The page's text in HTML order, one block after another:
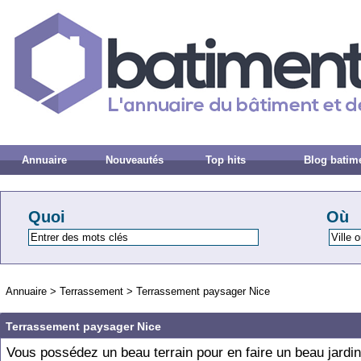
Annuaire Nouveautés Top hits Blog
Quoi Où
Annuaire > Terrassement > Terrassement paysager Nice
Terrassement paysager Nice
Vous possédez un beau terrain pour en faire un beau